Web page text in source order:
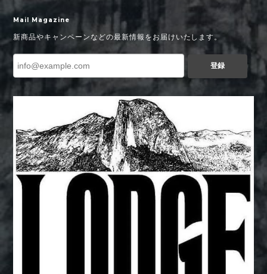
Mail Magazine
新商品やキャンペーンなどの最新情報をお届けいたします。
登録